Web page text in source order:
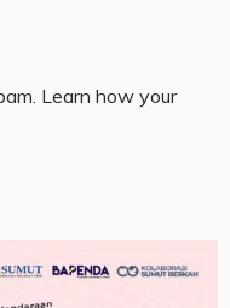
Learn how your